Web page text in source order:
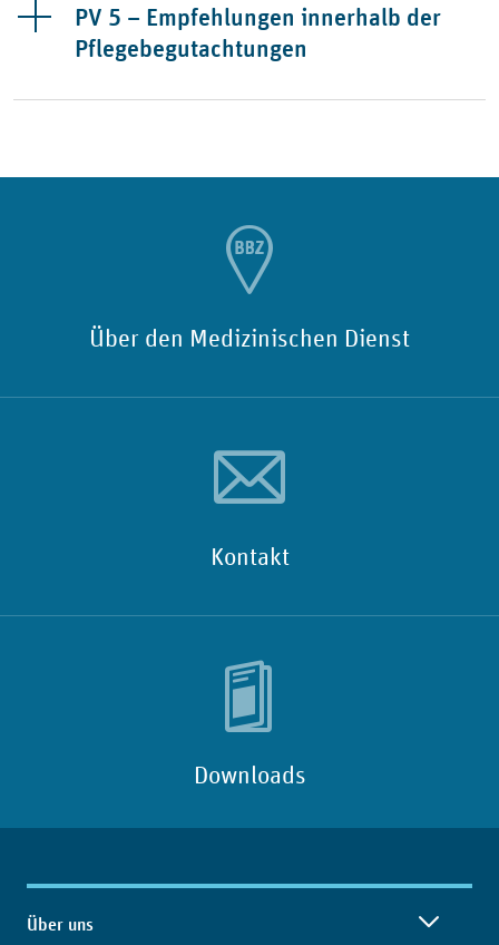
PV 5 – Empfehlungen innerhalb der
Pflegebegutachtungen
Über den Medizinischen Dienst
Kontakt
Downloads
Inhaltsübersicht
Über uns